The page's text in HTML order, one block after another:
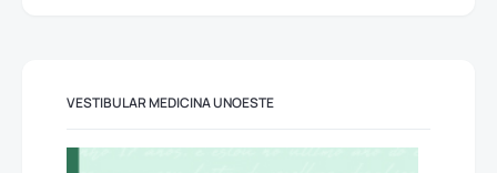
VESTIBULAR MEDICINA UNOESTE